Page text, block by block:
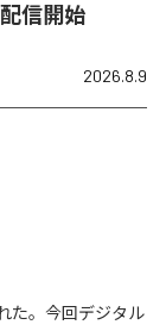
配信開始
2026.8.9
れた。今回デジタル